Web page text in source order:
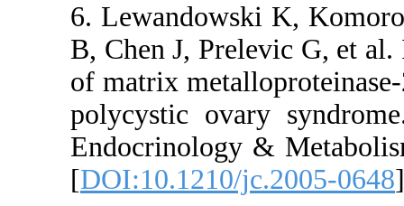
6.
B, Chen J,
of matrix
polycystic
[